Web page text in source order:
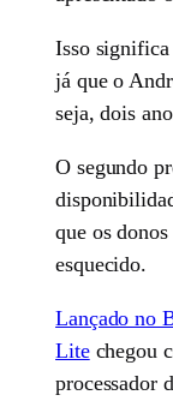
Isso significa
já que o
seja, dois
O segundo
que os
esquecido.
Lançado no
Litechegou
processador